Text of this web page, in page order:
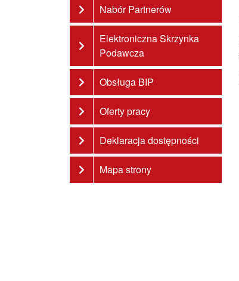
Nabór Partnerów
Elektroniczna Skrzynka
Podawcza
Obsługa BIP
Oferty pracy
Deklaracja dostępności
Mapa strony